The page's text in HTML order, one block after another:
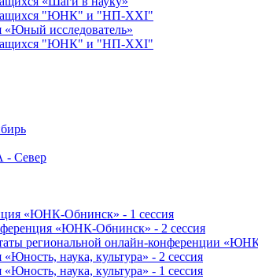
"ЮНК" и "НП-XXI"
исследователь»
"ЮНК" и "НП-XXI"
Север
«ЮНК-Обнинск» - 1 сессия
«ЮНК-Обнинск» - 2 сессия
региональной онлайн-конференции
наука, культура» - 2 сессия
наука, культура» - 1 сессия